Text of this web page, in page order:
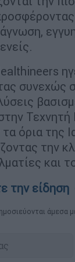
συνεχώς
όρια της
την
και
άμεσα